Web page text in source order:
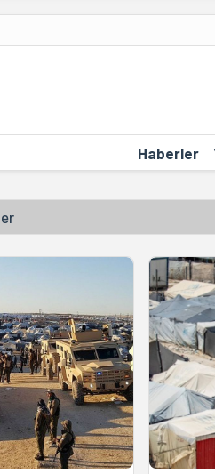
Haberler